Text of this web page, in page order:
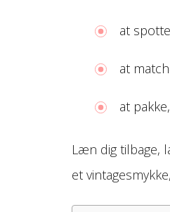
at
at
at
Læn dig tilbage,
et